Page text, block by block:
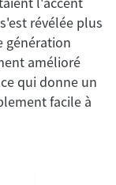
révélée plus
génération
amélioré
qui donne un
facile à